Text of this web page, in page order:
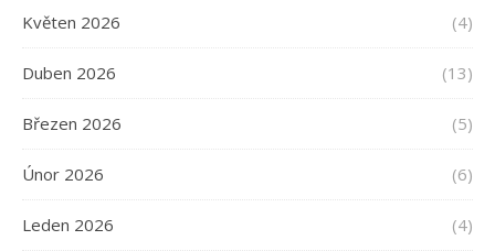
Květen 2026 (4)
Duben 2026 (13)
Březen 2026 (5)
Únor 2026 (6)
Leden 2026 (4)